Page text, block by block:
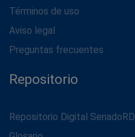
Términos de uso
Aviso legal
Preguntas frecuentes
Repositorio
Repositorio Digital SenadoRD